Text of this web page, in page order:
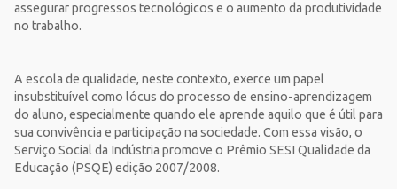
assegurar progressos tecnológicos e o aumento da produtividade
no trabalho.
A escola de qualidade, neste contexto, exerce um papel
insubstituível como lócus do processo de ensino-aprendizagem
do aluno, especialmente quando ele aprende aquilo que é útil para
sua convivência e participação na sociedade. Com essa visão, o
Serviço Social da Indústria promove o Prêmio SESI Qualidade da
Educação (PSQE) edição 2007/2008.